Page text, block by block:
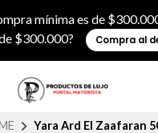
mínima es de
$300.000?
Compra al
Yara Ard El Zaafaran